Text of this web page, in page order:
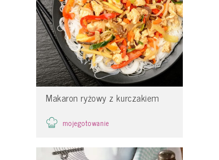
Makaron ryżowy z kurczakiem
mojegotowanie